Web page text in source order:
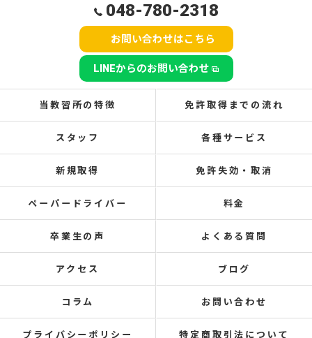
048-780-2318
お問い合わせはこちら
LINEからのお問い合わせ
当教習所の特徴 免許取得までの流れ
スタッフ 各種サービス
新規取得 免許失効・取消
ペーパードライバー 料金
卒業生の声 よくある質問
アクセス ブログ
コラム お問い合わせ
プライバシーポリシー 特定商取引法について